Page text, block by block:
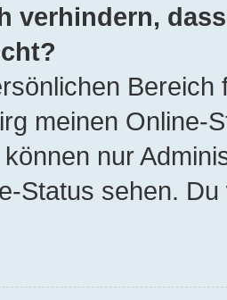
verhindern,
meinen Online-
nur
Status sehen.